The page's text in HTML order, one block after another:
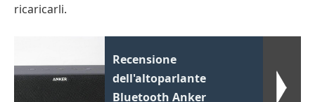
ricaricarli.
Recensione
dell'altoparlante
Bluetooth Anker